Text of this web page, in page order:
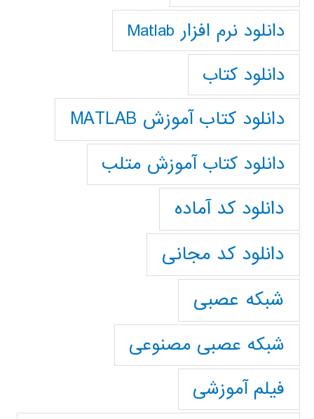
دانلود نرم افزار Matlab
دانلود کتاب
دانلود کتاب آموزش MATLAB
دانلود کتاب آموزش متلب
دانلود کد آماده
دانلود کد مجانی
شبکه عصبی
شبکه عصبی مصنوعی
فیلم آموزشی